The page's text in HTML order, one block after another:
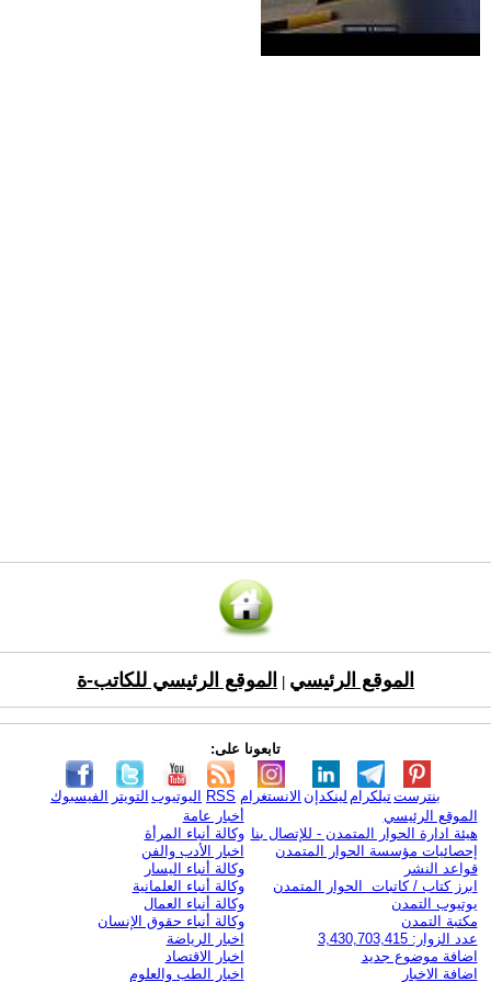
الموقع الرئيسي الموقع الرئيسي للكاتب-ة
تابعونا على:
الفيسبوك التويتر اليوتيوب RSS الانستغرام لينكدإن تيلكرامبنترست
الموقع الرئيسي
هيئة ادارة الحوار المتمدن - للإتصال بنا
إحصائيات مؤسسة الحوار المتمدن
قواعد النشر
ابرز كتاب / كاتبات الحوار المتمدن
يوتيوب التمدن
مكتبة التمدن
عدد الزوار: 3,430,703,415
اضافة موضوع جديد
اضافة الاخبار
أخبار عامة
وكالة أنباء المرأة
اخبار الأدب والفن
وكالة أنباء اليسار
وكالة أنباء العلمانية
وكالة أنباء العمال
وكالة أنباء حقوق الإنسان
اخبار الرياضة
اخبار الاقتصاد
اخبار الطب والعلوم